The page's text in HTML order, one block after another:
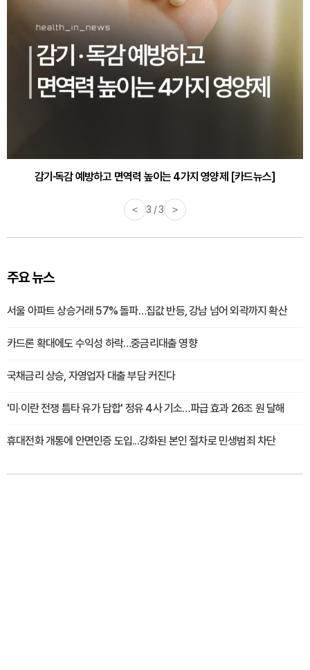
감기·독감 예방하고 면역력 높이는 4가지 영양제 [카드뉴스]
< 3 / 3 >
주요 뉴스
서울 아파트 상승거래 57% 돌파…집값 반등, 강남 넘어 외곽까지 확산
카드론 확대에도 수익성 하락…중금리대출 영향
국채금리 상승, 자영업자 대출 부담 커진다
'미·이란 전쟁 틈타 유가 담합' 정유 4사 기소…파급 효과 26조 원 달해
휴대전화 개통에 안면인증 도입...강화된 본인 절차로 민생범죄 차단